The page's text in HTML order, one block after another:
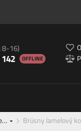
8-16)
OFFLINE
Brúsny lamelový